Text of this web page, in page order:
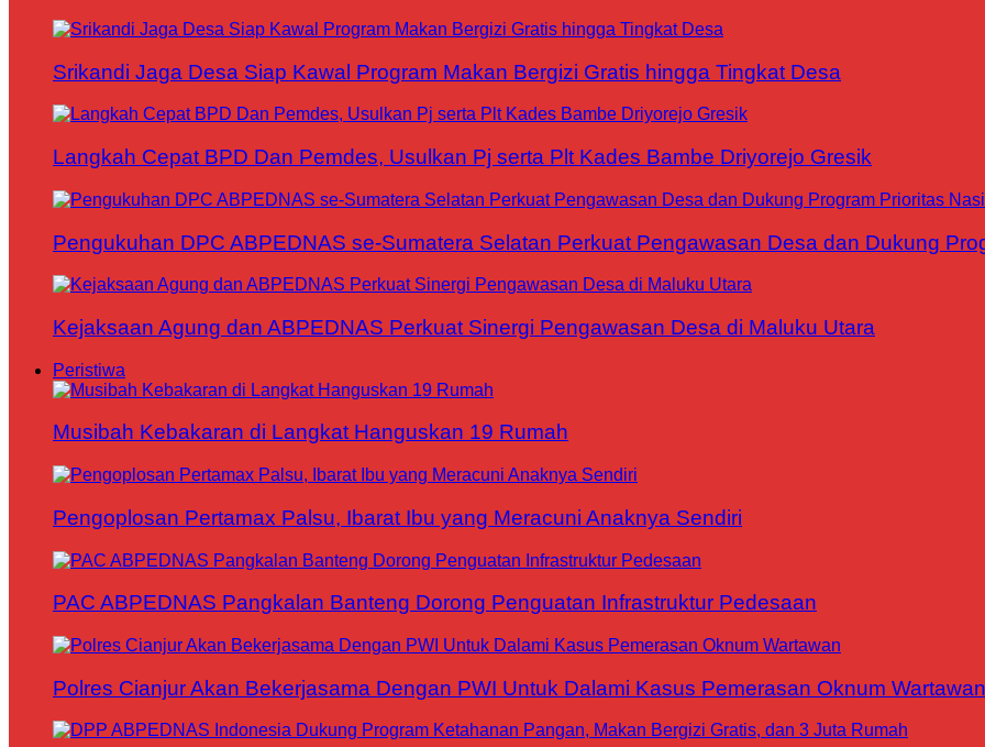
Srikandi Jaga Desa Siap Kawal Program Makan Bergizi Gratis hingga Tingkat Desa
Langkah Cepat BPD Dan Pemdes, Usulkan Pj serta Plt Kades Bambe Driyorejo Gresik
Pengukuhan DPC ABPEDNAS se-Sumatera Selatan Perkuat Pengawasan Desa dan Dukung
Kejaksaan Agung dan ABPEDNAS Perkuat Sinergi Pengawasan Desa di Maluku Utara
Peristiwa
Musibah Kebakaran di Langkat Hanguskan 19 Rumah
Pengoplosan Pertamax Palsu, Ibarat Ibu yang Meracuni Anaknya Sendiri
PAC ABPEDNAS Pangkalan Banteng Dorong Penguatan Infrastruktur Pedesaan
Polres Cianjur Akan Bekerjasama Dengan PWI Untuk Dalami Kasus Pemerasan Oknum Wartawan